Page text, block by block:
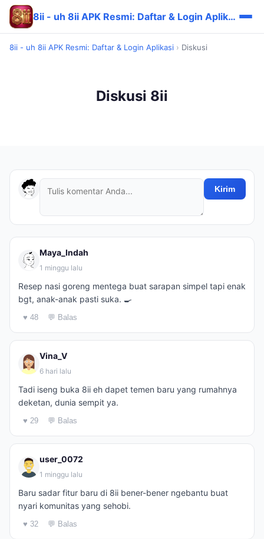
8ii - uh 8ii APK Resmi: Daftar & Login Aplikasi
8ii - uh 8ii APK Resmi: Daftar & Login Aplikasi › Diskusi
Diskusi 8ii
Kirim
Maya_Indah
1 minggu lalu
Resep nasi goreng mentega buat sarapan simpel tapi enak
bgt, anak-anak pasti suka. 🍳
♥ 48 💬 Balas
Vina_V
6 hari lalu
Tadi iseng buka 8ii eh dapet temen baru yang rumahnya
deketan, dunia sempit ya.
♥ 29 💬 Balas
user_0072
1 minggu lalu
Baru sadar fitur baru di 8ii bener-bener ngebantu buat
nyari komunitas yang sehobi.
♥ 32 💬 Balas